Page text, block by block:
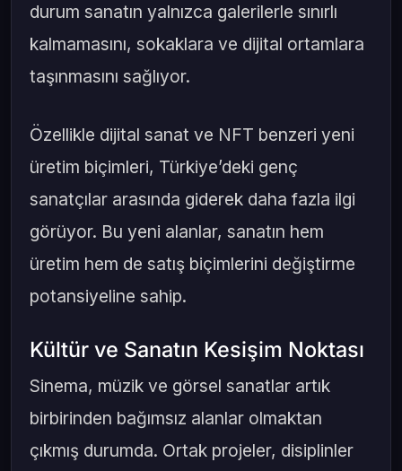
durum sanatın yalnızca galerilerle sınırlı
kalmamasını, sokaklara ve dijital ortamlara
taşınmasını sağlıyor.
Özellikle dijital sanat ve NFT benzeri yeni
üretim biçimleri, Türkiye’deki genç
sanatçılar arasında giderek daha fazla ilgi
görüyor. Bu yeni alanlar, sanatın hem
üretim hem de satış biçimlerini değiştirme
potansiyeline sahip.
Kültür ve Sanatın Kesişim Noktası
Sinema, müzik ve görsel sanatlar artık
birbirinden bağımsız alanlar olmaktan
çıkmış durumda. Ortak projeler, disiplinler